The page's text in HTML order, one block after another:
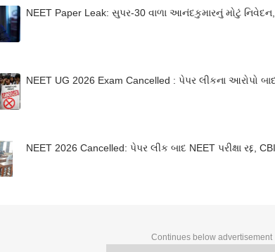
NEET Paper Leak: સુપર-30 વાળા આનંદકુમારનું મોટું નિવેદન,
NEET UG 2026 Exam Cancelled : પેપર લીકના આરોપો બાદ
NEET 2026 Cancelled: પેપર લીક બાદ NEET પરીક્ષા રદ્દ,
Continues below advertisement